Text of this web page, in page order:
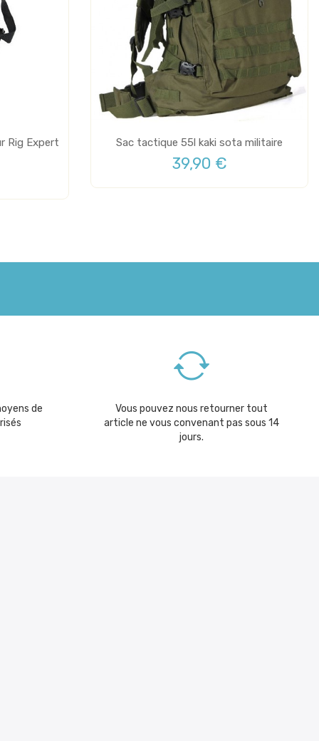
Rig Expert Sac tactique 55l kaki sota militaire
39,90 €
de
Vous pouvez nous retourner tout
article ne vous convenant pas sous 14
jours.